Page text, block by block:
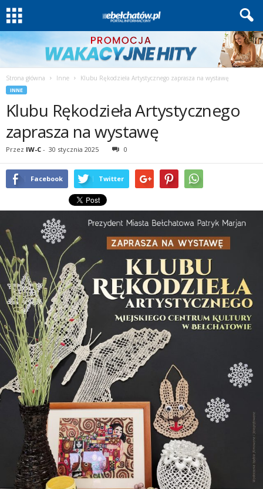
Strona główna Inne Klubu Rękodzieła Artystycznego zaprasza na wystawę
INNE
Klubu Rękodzieła Artystycznego
zaprasza na wystawę
Przez IW-C - 30 stycznia 2025 0
Facebook Twitter